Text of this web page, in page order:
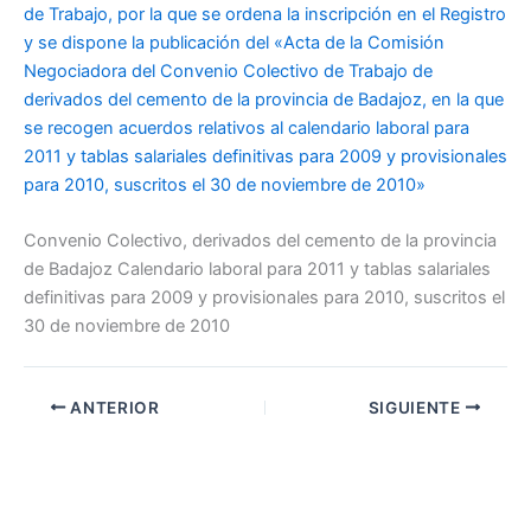
de Trabajo, por la que se ordena la inscripción en el Registro
y se dispone la publicación del «Acta de la Comisión
Negociadora del Convenio Colectivo de Trabajo de
derivados del cemento de la provincia de Badajoz, en la que
se recogen acuerdos relativos al calendario laboral para
2011 y tablas salariales definitivas para 2009 y provisionales
para 2010, suscritos el 30 de noviembre de 2010»
Convenio Colectivo, derivados del cemento de la provincia
de Badajoz Calendario laboral para 2011 y tablas salariales
definitivas para 2009 y provisionales para 2010, suscritos el
30 de noviembre de 2010
ANTERIOR SIGUIENTE